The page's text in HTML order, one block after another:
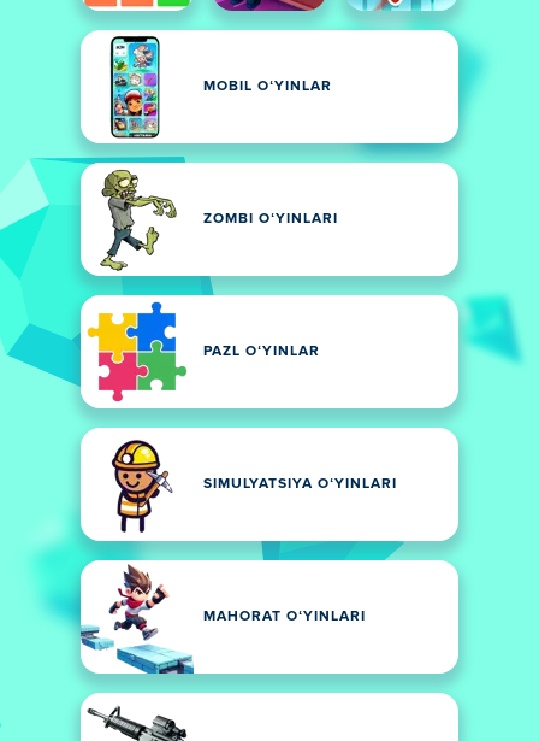
MOBIL OʻYINLAR
ZOMBI OʻYINLARI
PAZL OʻYINLAR
SIMULYATSIYA OʻYINLARI
MAHORAT OʻYINLARI